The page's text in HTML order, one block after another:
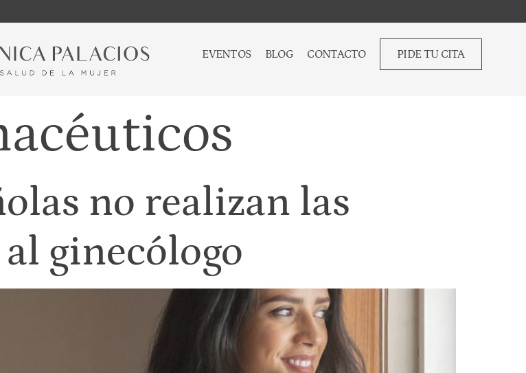
EVENTOS BLOG CONTACTO PIDE TU CITA
no realizan las
ginecólogo